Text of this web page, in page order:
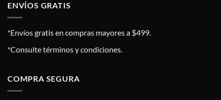
ENVÍOS GRATIS
*Envíos gratis en compras mayores a $499.
*Consulte términos y condiciones.
COMPRA SEGURA